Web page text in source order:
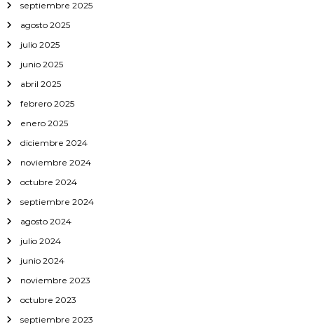
septiembre 2025
agosto 2025
julio 2025
junio 2025
abril 2025
febrero 2025
enero 2025
diciembre 2024
noviembre 2024
octubre 2024
septiembre 2024
agosto 2024
julio 2024
junio 2024
noviembre 2023
octubre 2023
septiembre 2023